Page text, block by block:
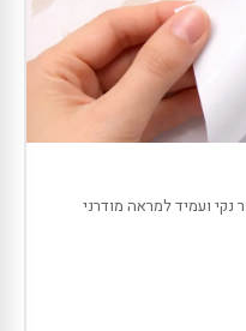
נקי ועמיד למראה מודרני